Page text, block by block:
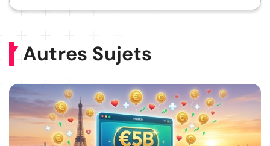
Autres Sujets